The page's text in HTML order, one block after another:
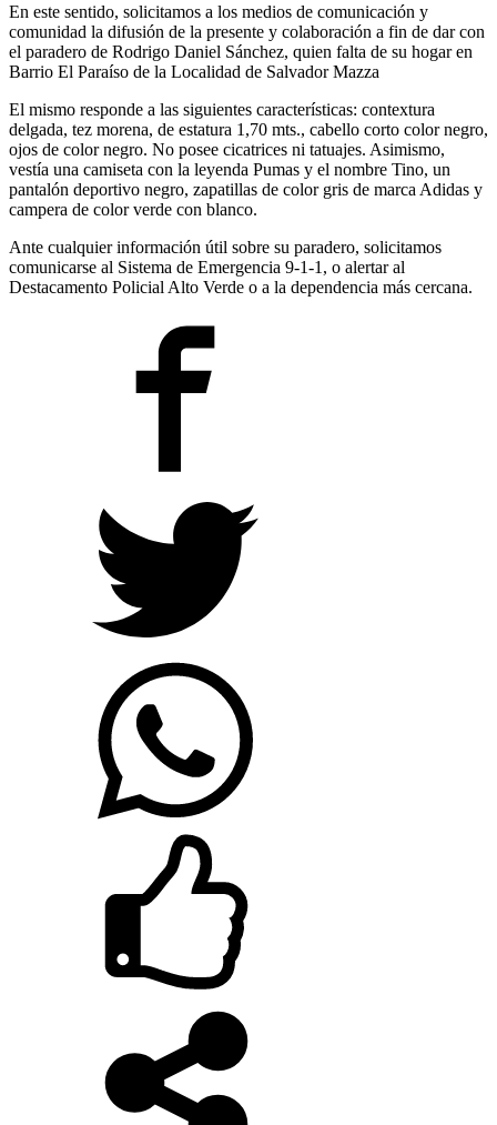
En este sentido, solicitamos a los medios de comunicación y
comunidad la difusión de la presente y colaboración a fin de dar con
el paradero de Rodrigo Daniel Sánchez, quien falta de su hogar en
Barrio El Paraíso de la Localidad de Salvador Mazza
El mismo responde a las siguientes características: contextura
delgada, tez morena, de estatura 1,70 mts., cabello corto color negro,
ojos de color negro. No posee cicatrices ni tatuajes. Asimismo,
vestía una camiseta con la leyenda Pumas y el nombre Tino, un
pantalón deportivo negro, zapatillas de color gris de marca Adidas y
campera de color verde con blanco.
Ante cualquier información útil sobre su paradero, solicitamos
comunicarse al Sistema de Emergencia 9-1-1, o alertar al
Destacamento Policial Alto Verde o a la dependencia más cercana.